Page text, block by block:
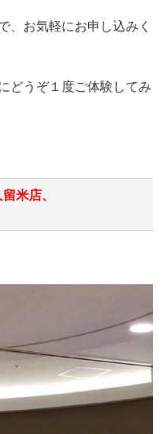
、お気軽にお申し込みく
どうぞ１度ご体験してみ
米店、